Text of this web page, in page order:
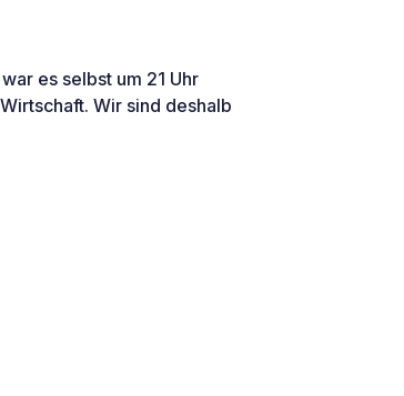
es selbst um 21 Uhr
Wir sind deshalb